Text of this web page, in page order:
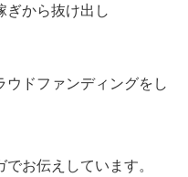
ぎから抜け出し
ウドファンディングをし
お伝えしています。